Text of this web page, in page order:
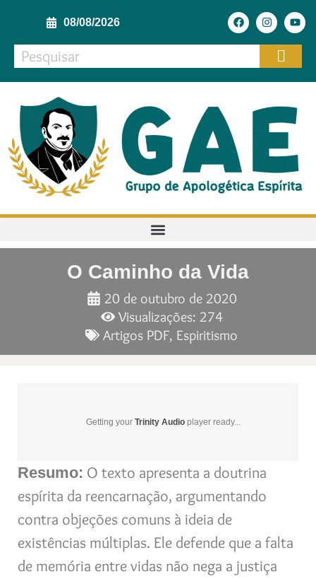
08/08/2026
O Caminho da Vida
20 de outubro de 2020
Visualizações: 274
Artigos PDF, Espiritismo
Getting your Trinity Audio player ready...
Resumo: O texto apresenta a doutrina
espírita da reencarnação, argumentando
contra objeções comuns à ideia de
existências múltiplas. Ele defende que a falta
de memória entre vidas não nega a justiça